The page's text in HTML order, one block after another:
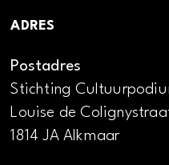
ADRES
Postadres
Stichting
Louise de
1814 JA Alkmaar